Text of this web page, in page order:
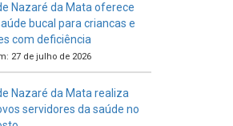
Nazaré da Mata oferece
bucal para criancas e
com deficiência
27 de julho de 2026
Nazaré da Mata realiza
servidores da saúde no